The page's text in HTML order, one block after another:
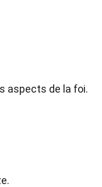
aspects de la foi.